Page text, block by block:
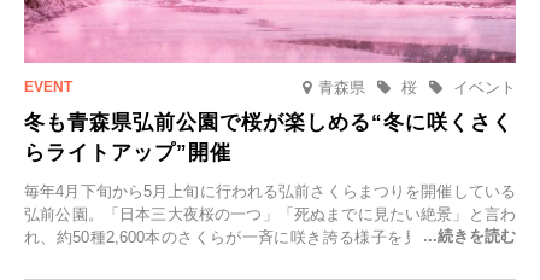
青森県 イベント
桜
冬も青森県弘前公園で桜が楽しめる“冬に咲くさく
らライトアップ”開催
毎年4月下旬から5月上旬に行われる弘前さくらまつりを開催している
弘前公園。「日本三大夜桜の一つ」「死ぬまでに見たい絶景」と言わ
れ、約50種2,600本のさくらが一斉に咲き誇る様子を見に、世界中か